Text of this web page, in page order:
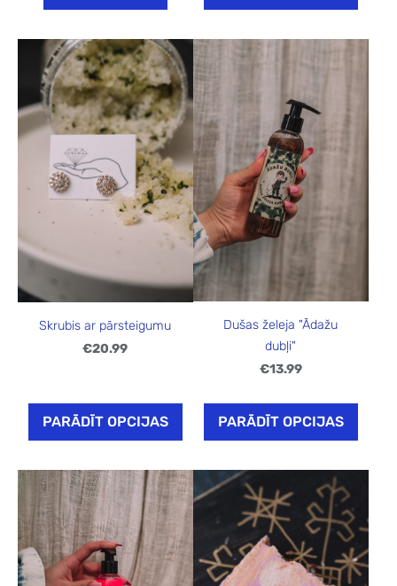
Skrubis ar pārsteigumu
€20.99
PARĀDĪT OPCIJAS
Dušas želeja "Ādažu
dubļi"
€13.99
PARĀDĪT OPCIJAS